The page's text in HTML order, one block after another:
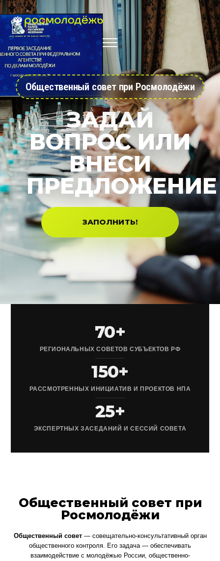
Общественный совет при Росмолодёжи
ЗАДАЙ
ВОПРОС ИЛИ
ВНЕСИ
ПРЕДЛОЖЕНИЕ
ЗАПОЛНИТЬ!
70+
РЕГИОНАЛЬНЫХ СОВЕТОВ СУБЪЕКТОВ РФ
150+
РАССМОТРЕННЫХ ИНИЦИАТИВ И ПРОЕКТОВ НПА
25+
ЭКСПЕРТНЫХ ЗАСЕДАНИЙ И СЕССИЙ СОВЕТА
Общественный совет при
Росмолодёжи
Общественный совет— совещательно-консультативный орган
общественного контроля. Его задача — обеспечивать
взаимодействие с молодёжью России, общественно-